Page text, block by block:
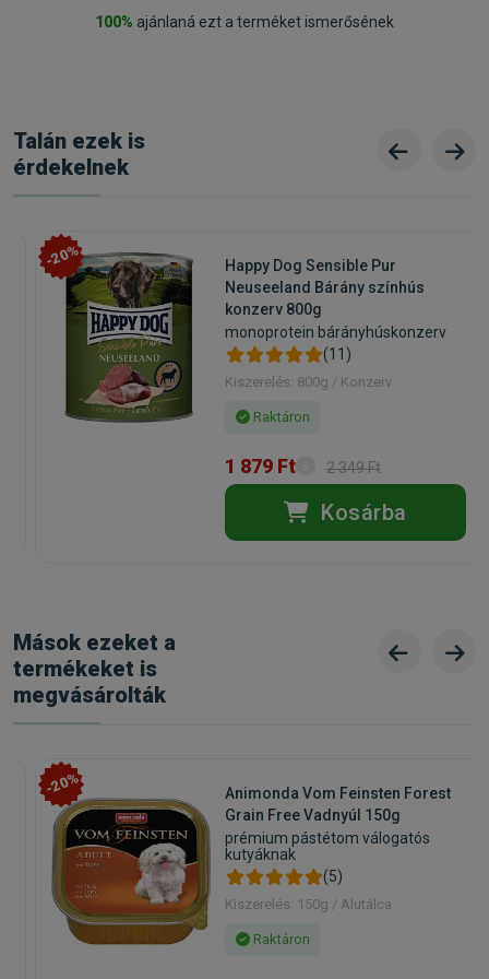
100% ajánlaná ezt a terméket ismerősének
Talán ezek is
érdekelnek
-20%
Happy Dog Sensible Pur
Neuseeland Bárány színhús
konzerv 800g
monoprotein bárányhúskonzerv
(11)
Kiszerelés: 800g / Konzerv
Raktáron
1 879 Ft 2 349 Ft
Kosárba
Mások ezeket a
termékeket is
megvásárolták
-20%
Animonda Vom Feinsten Forest
Grain Free Vadnyúl 150g
prémium pástétom válogatós
kutyáknak
(5)
Kiszerelés: 150g / Alutálca
Raktáron